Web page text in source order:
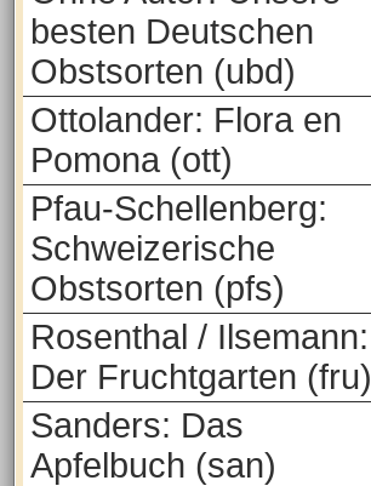
besten Deutschen
Obstsorten (ubd)
Ottolander: Flora en
Pomona (ott)
Pfau-Schellenberg:
Schweizerische
Obstsorten (pfs)
Rosenthal / Ilsemann:
Der Fruchtgarten (fru)
Sanders: Das
Apfelbuch (san)